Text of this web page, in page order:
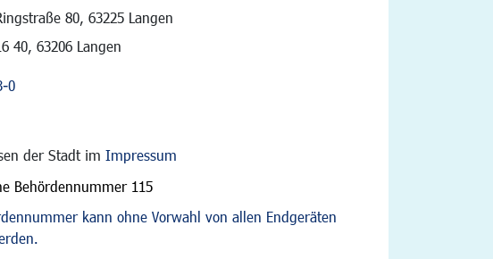
Maps Navigation
80, 63225 Langen
40, 63206 Langen
0
der Stadt im Impressum
Behördennummer 115
kann ohne Vorwahl von allen Endgeräten